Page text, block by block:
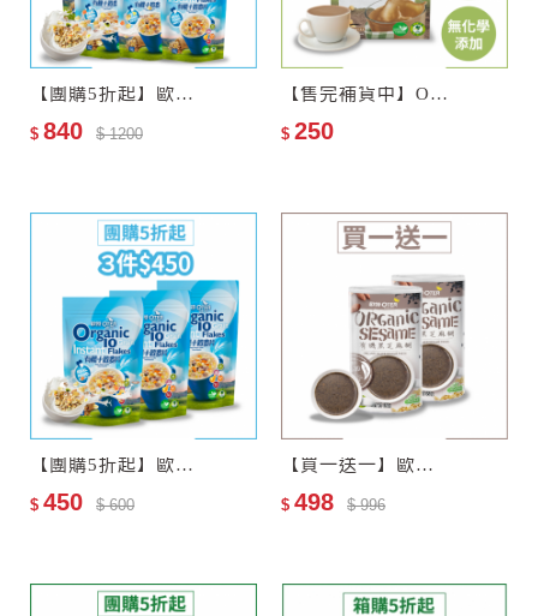
【團購5折起】歐特有機十穀麥片6包
$ 840 $ 1200
【售完補貨中】Oh!維根–歐特有機豆奶茶
$ 250
【團購5折起】歐特有機十穀麥片3包
$ 450 $ 600
【買一送一】歐特有機黑芝麻糊
$ 498 $ 996